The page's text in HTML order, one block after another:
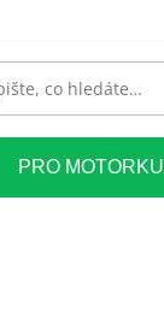
PRO MOTORKU